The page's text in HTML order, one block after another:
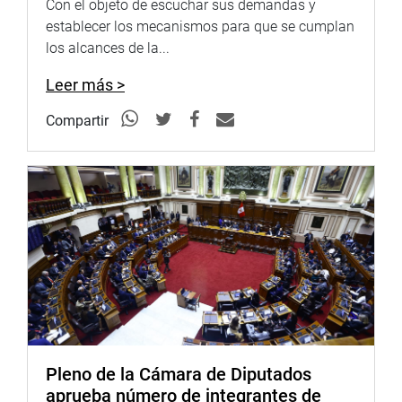
del Consejo Nacional Electoral. Por su parte, el Senado
elige al procurador general de la Nación, magistrados de
Luego, expresó que, para una reforma constitucional en
Colombia, se eligen tres caminos: referéndum, la
A su turno, Omar Fernández Domínguez, senador del
Senador de Congreso de la República Dominicana,
expuso sobre la experiencia de las comisiones
legislativas en una bicameralidad y el transfuguismo
parlamentario.
Asimismo, en su exposición resaltó que no existe un
modelo parlamentario perfecto o correcto y, por ello, 80
países en el mundo tienen un Congreso bicameral, donde
cada sistema se adecúa a sus necesidades.
Con el objeto de escuchar sus demandas y
establecer los mecanismos para que se cumplan
los alcances de la...
Leer más >
Compartir
Pleno de la Cámara de Diputados
aprueba número de integrantes de